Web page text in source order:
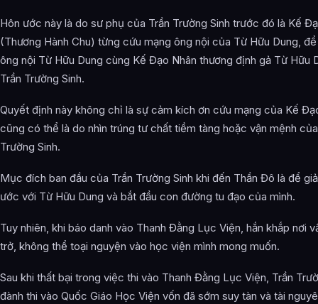
Hôn ước này là do sư phụ của Trần Trường Sinh trước đó là Kế
(Thương Hành Chu) từng cứu mạng ông nội của Từ Hữu Dung,
ông nội Từ Hữu Dung cùng Kế Đạo Nhân thương định gả Từ Hữu
Trần Trường Sinh.
Quyết định này không chỉ là sự cảm kích ơn cứu mạng của Kế
cũng có thể là do nhìn trúng tư chất tiềm tàng hoặc vận mệnh
Trường Sinh.
Mục đích ban đầu của Trần Trường Sinh khi đến Thần Đô là để
ước với Từ Hữu Dung và bắt đầu con đường tu đạo của mình.
Tuy nhiên, khi báo danh vào Thanh Đằng Lục Viện, hắn khắp nơi
trở, không thể toại nguyện vào học viện mình mong muốn.
Sau khi thất bại trong việc thi vào Thanh Đằng Lục Viện, Trần
đành thi vào Quốc Giáo Học Viện vốn đã sớm suy tàn và tài